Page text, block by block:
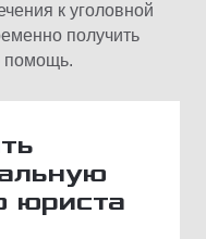
к уголовной
получить
помощь.
юриста